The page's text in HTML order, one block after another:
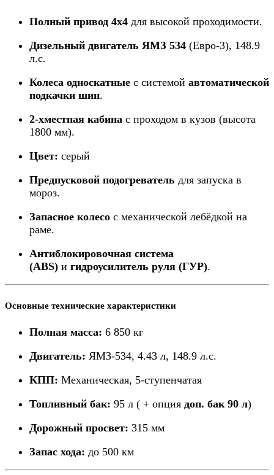
Полный привод 4х4 для высокой проходимости.
Дизельный двигатель ЯМЗ 534 (Евро-3), 148.9
л.с.
Колеса односкатные с системой автоматической
подкачки шин.
2-хместная кабина с проходом в кузов (высота
1800 мм).
Цвет: серый
Предпусковой подогреватель для запуска в
мороз.
Запасное колесо с механической лебёдкой на
раме.
Антиблокировочная система
(ABS) и гидроусилитель руля (ГУР).
Основные технические характеристики
Полная масса: 6 850 кг
Двигатель: ЯМЗ-534, 4.43 л, 148.9 л.с.
КПП: Механическая, 5-ступенчатая
Топливный бак: 95 л ( + опция доп. бак 90 л)
Дорожный просвет: 315 мм
Запас хода: до 500 км